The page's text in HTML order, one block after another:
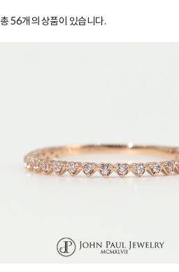
총 56개의 상품이 있습니다.